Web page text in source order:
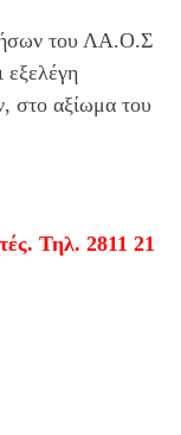
του ΛΑ.Ο.Σ
εξελέγη
στο αξίωμα του
Τηλ. 2811 21